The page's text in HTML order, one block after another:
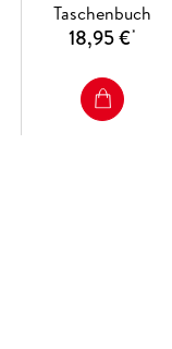
Taschenbuch
18,95 €*